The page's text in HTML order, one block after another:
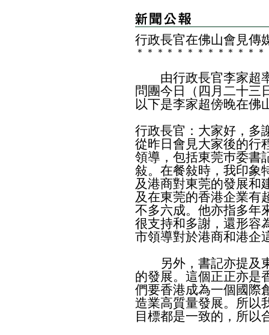
行政長官在佛山會見傳
＊ ＊ ＊ ＊ ＊ ＊ ＊ ＊ ＊ ＊ ＊ ＊ ＊
由行政長官李家超率
問團今日（四月二十三
以下是李家超傍晚在佛
行政長官：大家好，多
從昨日會見大家後的行
領導，包括東莞巿委書
敍。在餐敍時，我印象
及港商對東莞的發展和
及在東莞的香港企業有
不多六成。他亦指多年
很支持和多謝，還形容
市領導對於港商和港企
另外，書記亦提及東
的發展。這個正正亦是
們要香港成為一個國際
造業高質量發展。所以
目標都是一致的，所以